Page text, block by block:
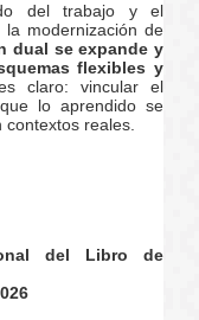
del trabajo y el
modernización de
dual se expande y
flexibles y
claro: vincular el
lo aprendido se
reales.
del Libro de